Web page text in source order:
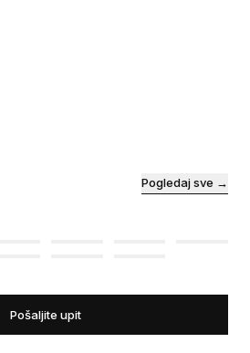
Pogledaj sve →
Pošaljite upit